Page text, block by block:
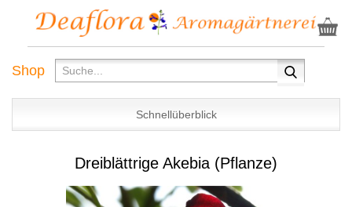
Shop
Schnellüberblick
Dreiblättrige Akebia (Pflanze)